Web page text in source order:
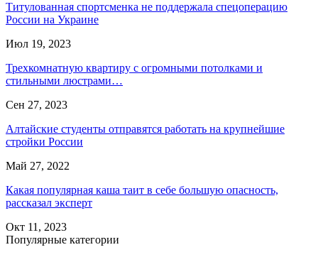
Титулованная спортсменка не поддержала спецоперацию
России на Украине
Июл 19, 2023
Трехкомнатную квартиру с огромными потолками и
стильными люстрами…
Сен 27, 2023
Алтайские студенты отправятся работать на крупнейшие
стройки России
Май 27, 2022
Какая популярная каша таит в себе большую опасность,
рассказал эксперт
Окт 11, 2023
Популярные категории